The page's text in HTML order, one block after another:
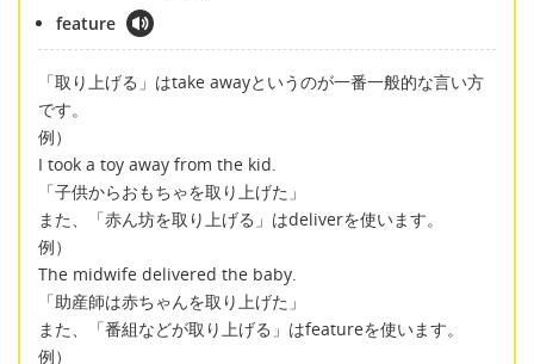
feature
「取り上げる」はtake awayというのが一番一般的な言い方
です。
例）
I took a toy away from the kid.
「子供からおもちゃを取り上げた」
また、「赤ん坊を取り上げる」はdeliverを使います。
例）
The midwife delivered the baby.
「助産師は赤ちゃんを取り上げた」
また、「番組などが取り上げる」はfeatureを使います。
例）